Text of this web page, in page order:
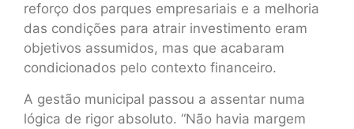
reforço dos parques empresariais e a melhoria
das condições para atrair investimento eram
objetivos assumidos, mas que acabaram
condicionados pelo contexto financeiro.
A gestão municipal passou a assentar numa
lógica de rigor absoluto. “Não havia margem